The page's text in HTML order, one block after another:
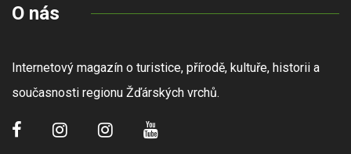
O nás
Internetový magazín o turistice, přírodě, kultuře, historii a
současnosti regionu Žďárských vrchů.